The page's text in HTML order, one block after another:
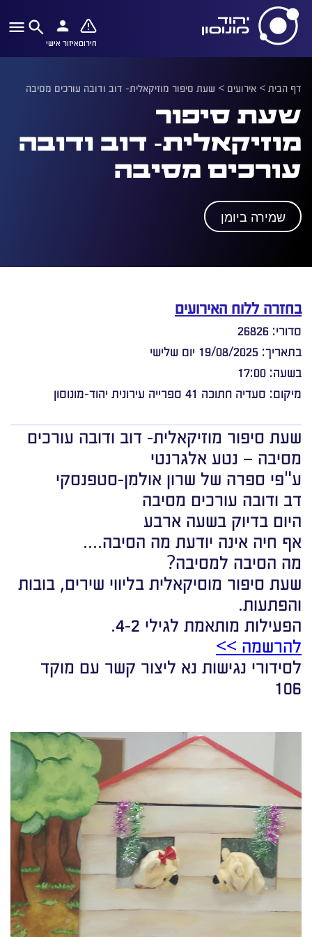
חירוםאיזור אישי
דף הבית> אירועים > שעת סיפור מוזיקאלית- דוב ודובה עורכים מסיבה
שעת סיפור
מוזיקאלית- דוב ודובה
עורכים מסיבה
שמירה ביומן
בחזרה ללוח האירועים
סדורי: 26826
בתאריך: 19/08/2025 יום שלישי
בשעה: 17:00
מיקום: סעדיה חתוכה 41 ספרייה עירונית יהוד-מונוסון
שעת סיפור מוזיקאלית- דוב ודובה עורכים
מסיבה – נטע אלגרנטי
ע"פי ספרה של שרון אולמן-סטפנסקי
דב ודובה עורכים מסיבה
היום בדיוק בשעה ארבע
אף חיה אינה יודעת מה הסיבה….
מה הסיבה למסיבה?
שעת סיפור מוסיקאלית בליווי שירים, בובות
והפתעות.
הפעילות מותאמת לגילי 4-2.
להרשמה >>
לסידורי נגישות נא ליצור קשר עם מוקד
106